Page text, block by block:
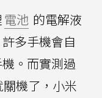
電池 的電解液
多手機會自
。而實測過
機了，小米